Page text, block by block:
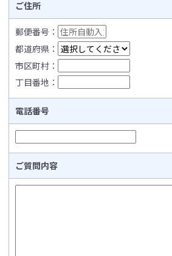
ご住所
郵便番号：
都道府県：
市区町村：
丁目番地：
電話番号
ご質問内容